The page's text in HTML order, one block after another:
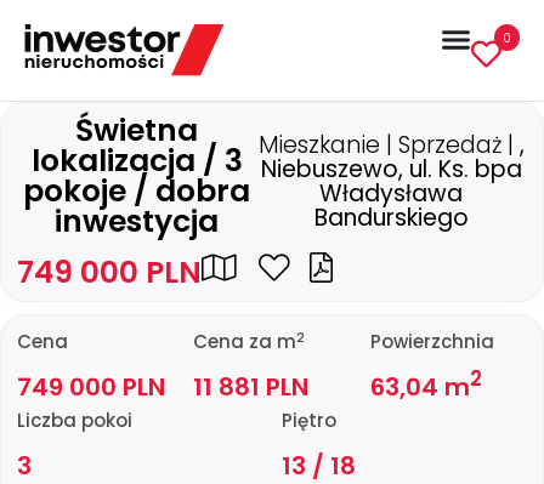
0
Świetna
lokalizacja / 3
pokoje / dobra
inwestycja
Mieszkanie | Sprzedaż | ,
Niebuszewo, ul. Ks. bpa
Władysława
Bandurskiego
749 000 PLN
Cena
749 000 PLN
Cena za m2
11 881 PLN
Powierzchnia
63,04 m2
Liczba pokoi
3
Piętro
13 / 18